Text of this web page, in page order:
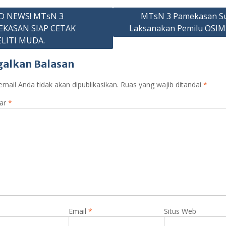
p
p
m g
er
sr
o
NEWS! MTsN 3
SIAP CETAK
MUDA.
MTsN 3 Pamekasan
Laksanakan Pemilu
Balasan
Anda tidak akan dipublikasikan. Ruas yang wajib ditandai *
*
Email * Situs Web